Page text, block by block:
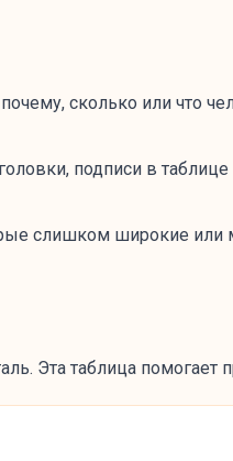
сколько или что
подписи в таблице
слишком широкие
Эта таблица помогает